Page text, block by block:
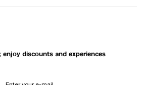
enjoy discounts and experiences